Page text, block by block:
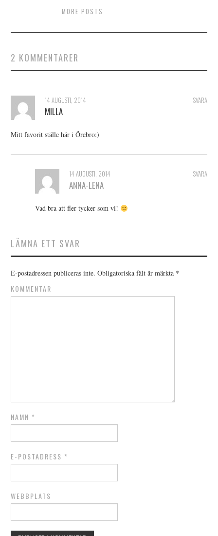
MORE POSTS
2 KOMMENTARER
SVARA
14 AUGUSTI, 2014
MILLA
Mitt favorit ställe här i Örebro:)
SVARA
14 AUGUSTI, 2014
ANNA-LENA
Vad bra att fler tycker som vi!
LÄMNA ETT SVAR
E-postadressen publiceras inte. Obligatoriska fält är märkta *
KOMMENTAR
NAMN *
E-POSTADRESS *
WEBBPLATS